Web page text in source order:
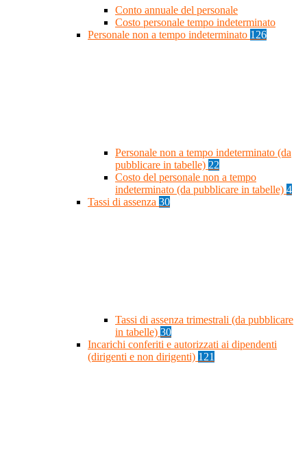
Conto annuale del personale
Costo personale tempo indeterminato
Personale non a tempo indeterminato 126
Personale non a tempo indeterminato (da
pubblicare in tabelle) 22
Costo del personale non a tempo
indeterminato (da pubblicare in tabelle) 4
Tassi di assenza 30
Tassi di assenza trimestrali (da pubblicare
in tabelle) 30
Incarichi conferiti e autorizzati ai dipendenti
(dirigenti e non dirigenti) 121